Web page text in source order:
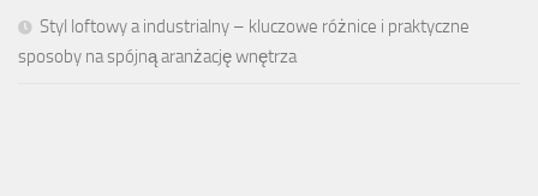
Styl loftowy a industrialny – kluczowe różnice i praktyczne
sposoby na spójną aranżację wnętrza